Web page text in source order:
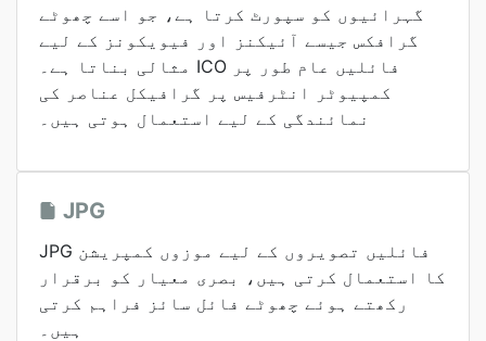
گہرائیوں کو سپورٹ کرتا ہے، جو اسے چھوٹے
گرافکس جیسے آئیکنز اور فیویکونز کے لیے
مثالی بناتا ہے۔ ICO فائلیں عام طور پر
کمپیوٹر انٹرفیس پر گرافیکل عناصر کی
نمائندگی کے لیے استعمال ہوتی ہیں۔
JPG
JPG فائلیں تصویروں کے لیے موزوں کمپریشن
کا استعمال کرتی ہیں، بصری معیار کو برقرار
رکھتے ہوئے چھوٹے فائل سائز فراہم کرتی
ہیں۔